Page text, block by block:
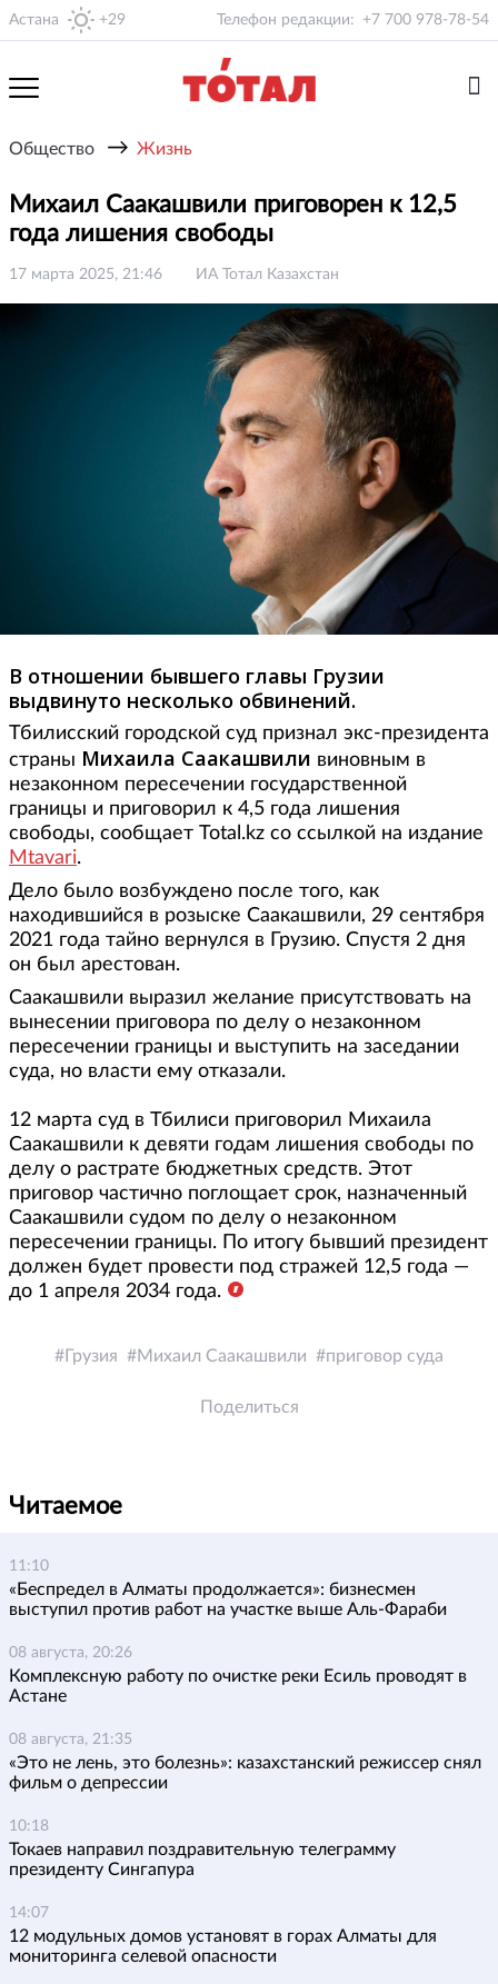
Астана +29 Телефон редакции: +7 700 978-78-54
Общество → Жизнь
Михаил Саакашвили приговорен к 12,5
года лишения свободы
17 марта 2025, 21:46 ИА Тотал Казахстан
В отношении бывшего главы Грузии
выдвинуто несколько обвинений.
Тбилисский городской суд признал экс-президента
страны Михаила Саакашвили виновным в
незаконном пересечении государственной
границы и приговорил к 4,5 года лишения
свободы, сообщает Total.kz со ссылкой на издание
Mtavari.
Дело было возбуждено после того, как
находившийся в розыске Саакашвили, 29 сентября
2021 года тайно вернулся в Грузию. Спустя 2 дня
он был арестован.
Саакашвили выразил желание присутствовать на
вынесении приговора по делу о незаконном
пересечении границы и выступить на заседании
суда, но власти ему отказали.
12 марта суд в Тбилиси приговорил Михаила
Саакашвили к девяти годам лишения свободы по
делу о растрате бюджетных средств. Этот
приговор частично поглощает срок, назначенный
Саакашвили судом по делу о незаконном
пересечении границы. По итогу бывший президент
должен будет провести под стражей 12,5 года —
до 1 апреля 2034 года.
Грузия Михаил Саакашвили приговор суда
Поделиться
Читаемое
11:10
«Беспредел в Алматы продолжается»: бизнесмен
выступил против работ на участке выше Аль-Фараби
08 августа, 20:26
Комплексную работу по очистке реки Есиль проводят в
Астане
08 августа, 21:35
«Это не лень, это болезнь»: казахстанский режиссер снял
фильм о депрессии
10:18
Токаев направил поздравительную телеграмму
президенту Сингапура
14:07
12 модульных домов установят в горах Алматы для
мониторинга селевой опасности